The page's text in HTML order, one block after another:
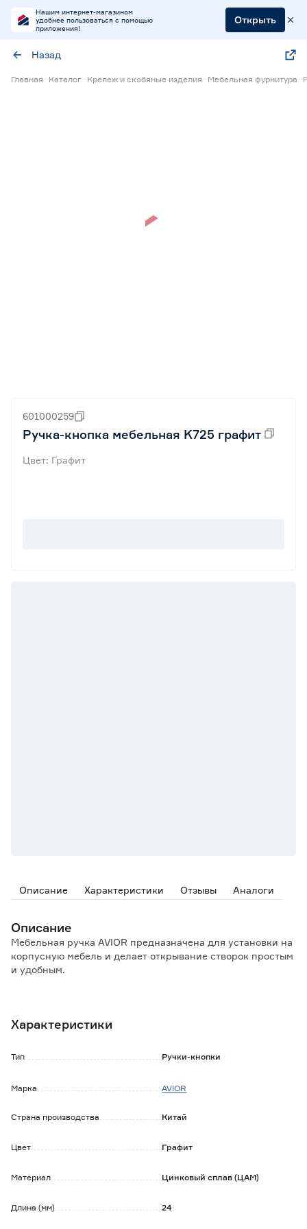
Нашим интернет-магазином
удобнее пользоваться с помощью
приложения!
Открыть
Назад
Главная Каталог Крепеж и скобяные изделия Мебельная фурнитура
601000259
Ручка-кнопка мебельная K725 графит
Цвет: Графит
Описание Характеристики Отзывы Аналоги
Описание
Мебельная ручка AVIOR предназначена для установки на
корпусную мебель и делает открывание створок простым
и удобным.
прочность, долгий срок эксплуатации;
изготовленной из натуральных и искусственных
- легко устанавливается и демонтируется.
Обратите внимание:
Протирать влажной тканью, смоченной в любом
абразивов и агрессивных веществ. После вытереть
Характеристики
Тип Ручки-кнопки
Марка AVIOR
Страна производства Китай
Цвет Графит
Материал Цинковый сплав (ЦАМ)
Длина (мм) 24